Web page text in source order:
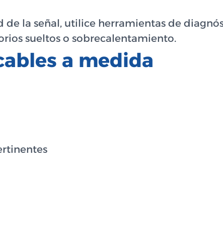
la señal, utilice herramientas de
sueltos o sobrecalentamiento.
a medida